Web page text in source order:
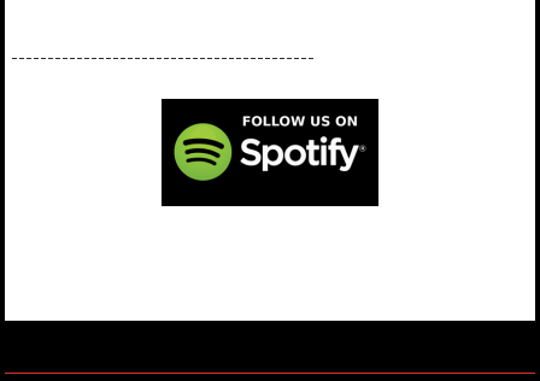
------------------------------------------